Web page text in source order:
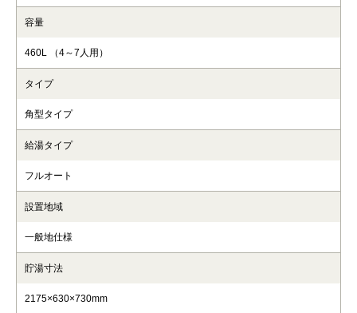
容量
460L （4～7人用）
タイプ
角型タイプ
給湯タイプ
フルオート
設置地域
一般地仕様
貯湯寸法
2175×630×730mm